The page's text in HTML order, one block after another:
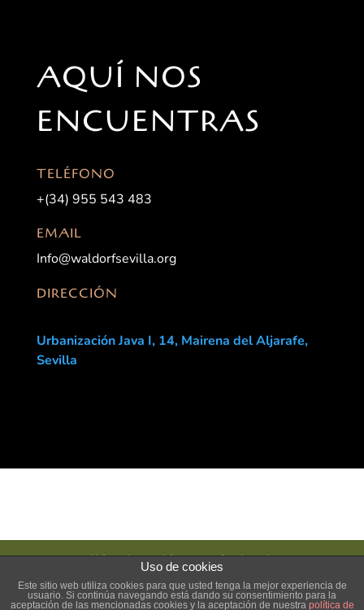
AQUÍ NOS
ENCUENTRAS
TELÉFONO
+(34) 955 543 483
EMAIL
Info@waldorfsevilla.org
DIRECCIÓN
Urbanización Java I, 14, Mairena del Aljarafe,
Sevilla
Política de cookies
Aviso legal
Contacto Escuela Waldorf Sevilla
Empleo y prácticas
La Asociación
Uso de cookies
Este sitio web utiliza cookies para que usted tenga la mejor experiencia de
usuario. Si continúa navegando está dando su consentimiento para la
aceptación de las mencionadas cookies y la aceptación de nuestra política de